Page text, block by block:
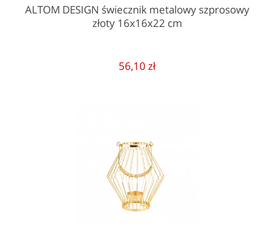
ALTOM DESIGN świecznik metalowy szprosowy
złoty 16x16x22 cm
56,10 zł